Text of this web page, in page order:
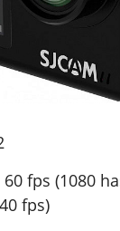
fps (1080
fps)